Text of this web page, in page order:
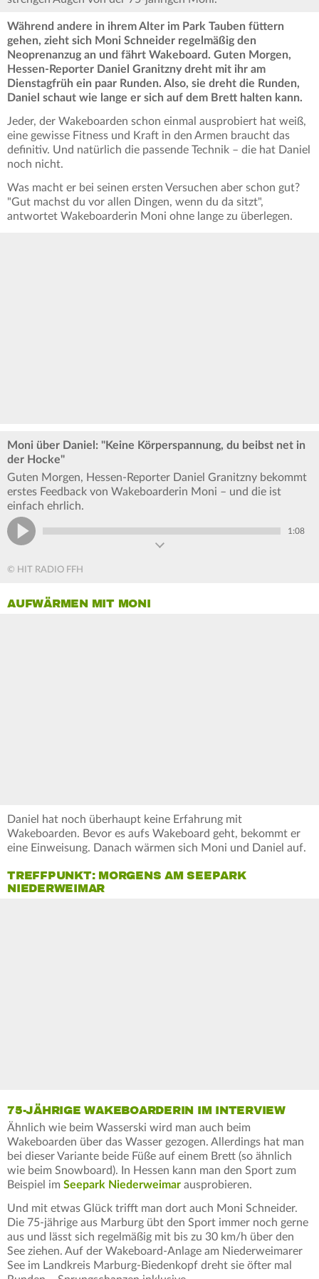
Während andere in ihrem Alter im Park Tauben füttern
gehen, zieht sich Moni Schneider regelmäßig den
Neoprenanzug an und fährt Wakeboard. Guten Morgen,
Hessen-Reporter Daniel Granitzny dreht mit ihr am
Dienstagfrüh ein paar Runden. Also, sie dreht die Runden,
Daniel schaut wie lange er sich auf dem Brett halten kann.
Jeder, der Wakeboarden schon einmal ausprobiert hat weiß,
eine gewisse Fitness und Kraft in den Armen braucht das
definitiv. Und natürlich die passende Technik – die hat Daniel
noch nicht.
Was macht er bei seinen ersten Versuchen aber schon gut?
"Gut machst du vor allen Dingen, wenn du da sitzt",
antwortet Wakeboarderin Moni ohne lange zu überlegen.
Moni über Daniel: "Keine Körperspannung, du beibst net in
der Hocke"
Guten Morgen, Hessen-Reporter Daniel Granitzny bekommt
erstes Feedback von Wakeboarderin Moni – und die ist
einfach ehrlich.
1:08
© HIT RADIO FFH
AUFWÄRMEN MIT MONI
Daniel hat noch überhaupt keine Erfahrung mit
Wakeboarden. Bevor es aufs Wakeboard geht, bekommt er
eine Einweisung. Danach wärmen sich Moni und Daniel auf.
TREFFPUNKT: MORGENS AM SEEPARK
NIEDERWEIMAR
75-JÄHRIGE WAKEBOARDERIN IM INTERVIEW
Ähnlich wie beim Wasserski wird man auch beim
Wakeboarden über das Wasser gezogen. Allerdings hat man
bei dieser Variante beide Füße auf einem Brett (so ähnlich
wie beim Snowboard). In Hessen kann man den Sport zum
Beispiel im Seepark Niederweimar ausprobieren.
Und mit etwas Glück trifft man dort auch Moni Schneider.
Die 75-jährige aus Marburg übt den Sport immer noch gerne
aus und lässt sich regelmäßig mit bis zu 30 km/h über den
See ziehen. Auf der Wakeboard-Anlage am Niederweimarer
See im Landkreis Marburg-Biedenkopf dreht sie öfter mal